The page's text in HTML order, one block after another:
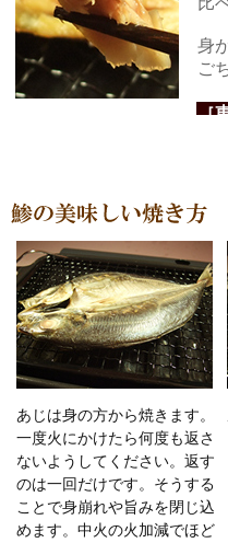
あじは身の方から焼きます。
一度火にかけたら何度も返さ
ないようしてください。返す
のは一回だけです。そうする
ことで身崩れや旨みを閉じ込
めます。中火の火加減でほど